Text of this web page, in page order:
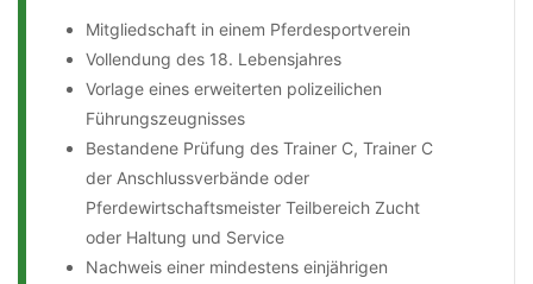
Mitgliedschaft in einem Pferdesportverein
Vollendung des 18. Lebensjahres
Vorlage eines erweiterten polizeilichen
Führungszeugnisses
Bestandene Prüfung des Trainer C, Trainer C
der Anschlussverbände oder
Pferdewirtschaftsmeister Teilbereich Zucht
oder Haltung und Service
Nachweis einer mindestens einjährigen